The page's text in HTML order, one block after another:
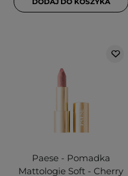
Paese - Pomadka
Mattologie Soft - Cherry